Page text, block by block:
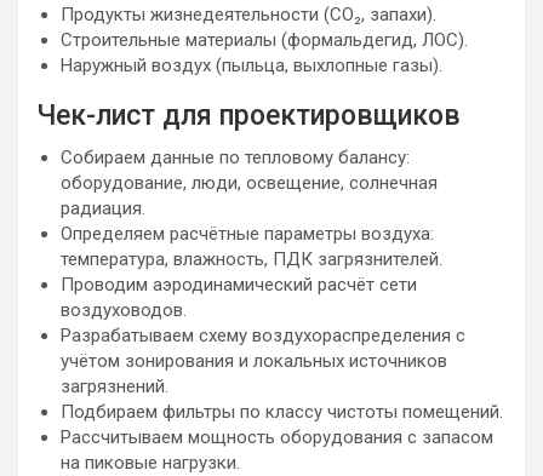
Продукты жизнедеятельности (CO₂, запахи).
Строительные материалы (формальдегид, ЛОС).
Наружный воздух (пыльца, выхлопные газы).
Чек-лист для проектировщиков
Собираем данные по тепловому балансу:
оборудование, люди, освещение, солнечная
радиация.
Определяем расчётные параметры воздуха:
температура, влажность, ПДК загрязнителей.
Проводим аэродинамический расчёт сети
воздуховодов.
Разрабатываем схему воздухораспределения с
учётом зонирования и локальных источников
загрязнений.
Подбираем фильтры по классу чистоты помещений.
Рассчитываем мощность оборудования с запасом
на пиковые нагрузки.